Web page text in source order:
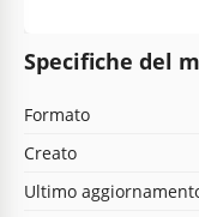
Specifiche del
Formato
Creato
Ultimo